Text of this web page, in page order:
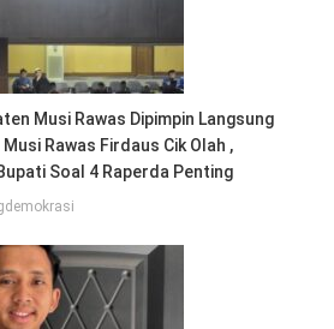
Musi Rawas Dipimpin Langsung
Rawas Firdaus Cik Olah ,
Soal 4 Raperda Penting